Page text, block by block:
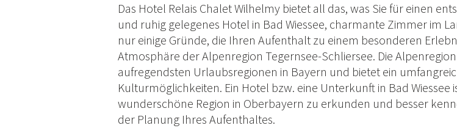
Das Hotel Relais Chalet Wilhelmy bietet all das, was Sie für einen
und ruhig gelegenes Hotel in Bad Wiessee, charmante Zimmer im
nur einige Gründe, die Ihren Aufenthalt zu einem besonderen
Atmosphäre der Alpenregion Tegernsee-Schliersee. Die
aufregendsten Urlaubsregionen in Bayern und bietet ein
Kulturmöglichkeiten. Ein Hotel bzw. eine Unterkunft in Bad
wunderschöne Region in Oberbayern zu erkunden und besser
der Planung Ihres Aufenthaltes.